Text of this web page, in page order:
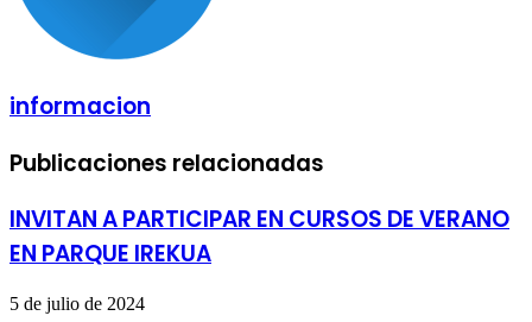
informacion
Publicaciones relacionadas
INVITAN A PARTICIPAR EN CURSOS DE VERANO
EN PARQUE IREKUA
5 de julio de 2024